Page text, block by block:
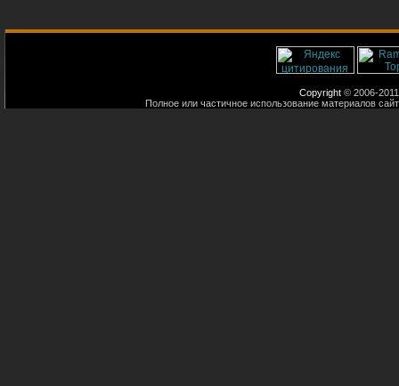
Copyright © 2006-
Полное или частичное использование материалов